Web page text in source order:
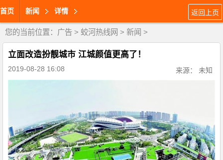
首页 新闻 详情 返回上页
您的当前位置： 广告 > 蛟河热线网 > 新闻 >
立面改造扮靓城市 江城颜值更高了！
2019-08-28 16:08 来源： 未知